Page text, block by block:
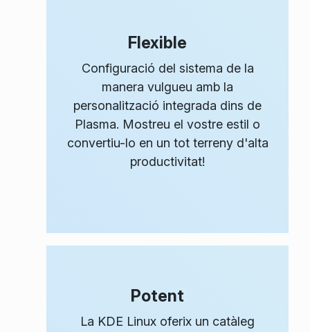
Flexible
Configuració del sistema de la
manera vulgueu amb la
personalització integrada dins de
Plasma. Mostreu el vostre estil o
convertiu-lo en un tot terreny d'alta
productivitat!
Potent
La KDE Linux oferix un catàleg